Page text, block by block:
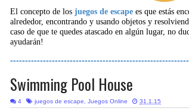
El concepto de losjuegos de escape es que estás
alrededor, encontrando y usando objetos y
caso de que te quedes atascado en algún lugar, no
ayudarán!
Swimming Pool House
4 juegos de escape Juegos Online 31.1.15